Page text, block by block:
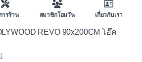
ารร้าน สมาชิกโฮมวัน เกี่ยวกับเรา
REVO 90x200CM โอ๊ค